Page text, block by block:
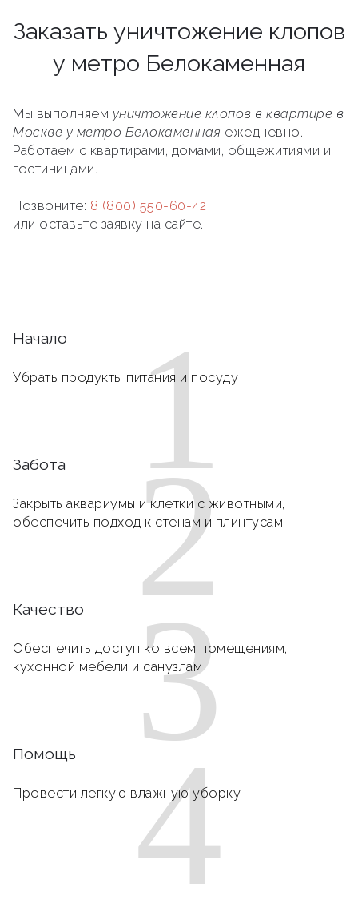
Заказать уничтожение клопов
у метро Белокаменная
Мы выполняем уничтожение клопов в квартире в
Москве у метро Белокаменная ежедневно.
Работаем с квартирами, домами, общежитиями и
гостиницами.
Позвоните: 8 (800) 550-60-42
или оставьте заявку на сайте.
1
Начало
Убрать продукты питания и посуду
2
Забота
Закрыть аквариумы и клетки с животными,
обеспечить подход к стенам и плинтусам
3
Качество
Обеспечить доступ ко всем помещениям,
кухонной мебели и санузлам
4
Помощь
Провести легкую влажную уборку